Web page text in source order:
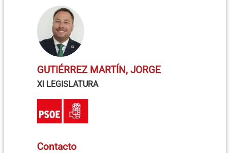
GUTIÉRREZ MARTÍN, JORGE
XI LEGISLATURA
Contacto